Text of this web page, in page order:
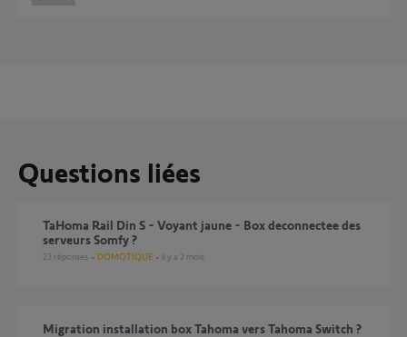
Questions liées
TaHoma Rail Din S - Voyant jaune - Box deconnectee des
serveurs Somfy ?
23 réponses DOMOTIQUE il y a 2 mois
Migration installation box Tahoma vers Tahoma Switch ?